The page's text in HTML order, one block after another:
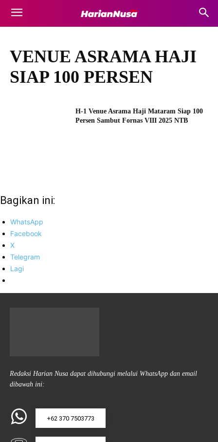
VENUE ASRAMA HAJI
SIAP 100 PERSEN
H-1 Venue Asrama Haji Mataram Siap 100
Persen Sambut Fornas VIII 2025 NTB
Bagikan ini:
WhatsApp
Facebook
X
Telegram
Lagi
Redaksi Harian Nusa dapat dihubungi melalui WhatsApp dan email
dibawah ini:
+62 370 7503773